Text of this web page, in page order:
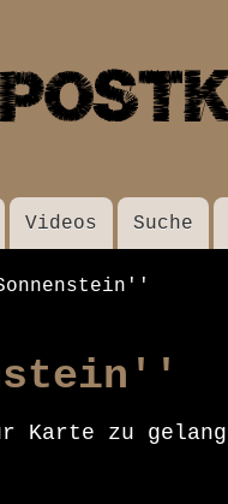
Inhalt
Videos Suche
Karte zu